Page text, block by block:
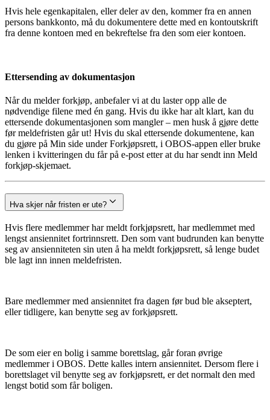
Hvis hele egenkapitalen, eller deler av den, kommer fra en annen
persons bankkonto, må du dokumentere dette med en kontoutskrift
fra denne kontoen med en bekreftelse fra den som eier kontoen.
Ettersending av dokumentasjon
Når du melder forkjøp, anbefaler vi at du laster opp alle de
nødvendige filene med én gang. Hvis du ikke har alt klart, kan du
ettersende dokumentasjonen som mangler – men husk å gjøre dette
før meldefristen går ut! Hvis du skal ettersende dokumentene, kan
du gjøre på Min side under Forkjøpsrett, i OBOS-appen eller bruke
lenken i kvitteringen du får på e-post etter at du har sendt inn Meld
forkjøp-skjemaet.
Hva skjer når fristen er ute?
Hvis flere medlemmer har meldt forkjøpsrett, har medlemmet med
lengst ansiennitet fortrinnsrett. Den som vant budrunden kan benytte
seg av ansienniteten sin uten å ha meldt forkjøpsrett, så lenge budet
ble lagt inn innen meldefristen.
Bare medlemmer med ansiennitet fra dagen før bud ble akseptert,
eller tidligere, kan benytte seg av forkjøpsrett.
De som eier en bolig i samme borettslag, går foran øvrige
medlemmer i OBOS. Dette kalles intern ansiennitet. Dersom flere i
borettslaget vil benytte seg av forkjøpsrett, er det normalt den med
lengst botid som får boligen.